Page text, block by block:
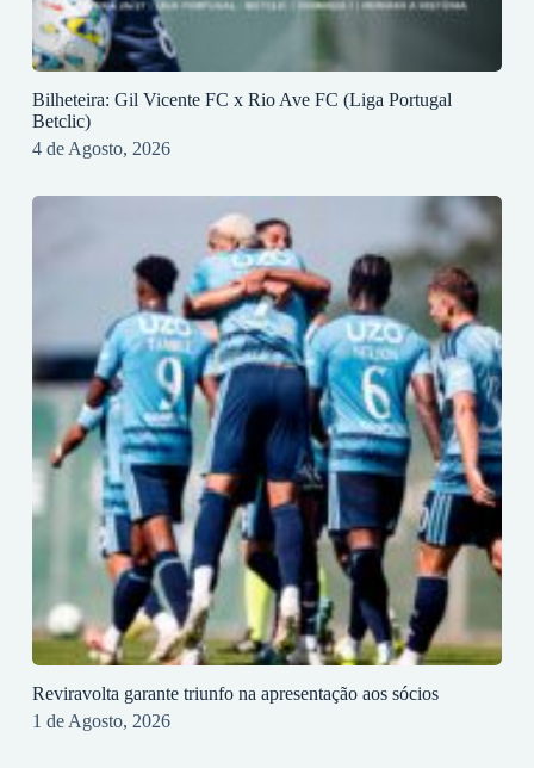
Bilheteira: Gil Vicente FC x Rio Ave FC (Liga Portugal
Betclic)
4 de Agosto, 2026
Reviravolta garante triunfo na apresentação aos sócios
1 de Agosto, 2026